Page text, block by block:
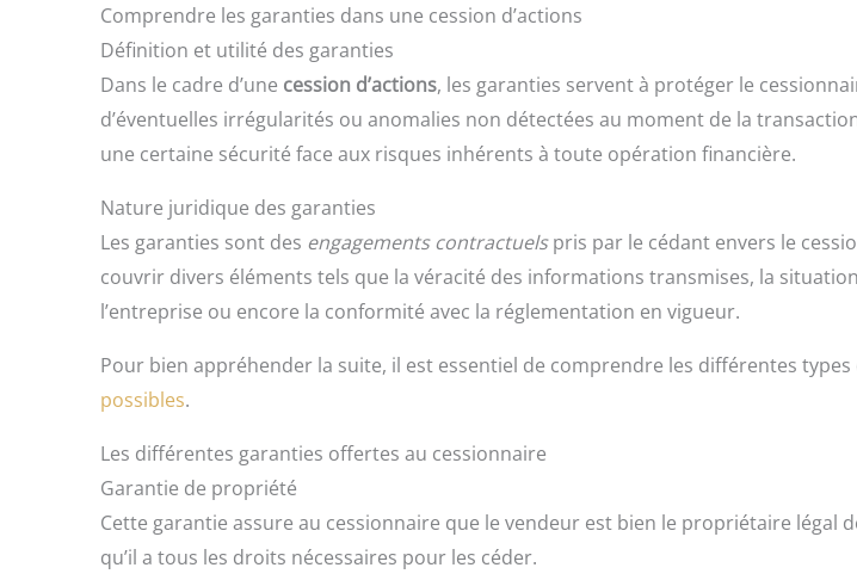
Comprendre les garanties dans une cession d’actions
Définition et utilité des garanties
Dans le cadre d’une cession d’actions, les garanties servent à protéger le
d’éventuelles irrégularités ou anomalies non détectées au moment de la
une certaine sécurité face aux risques inhérents à toute opération financière.
Nature juridique des garanties
Les garanties sont des engagements contractuelspris par le cédant envers le
couvrir divers éléments tels que la véracité des informations transmises, la
l’entreprise ou encore la conformité avec la réglementation en vigueur.
Pour bien appréhender la suite, il est essentiel de comprendre les différentes types
possibles.
Les différentes garanties offertes au cessionnaire
Garantie de propriété
Cette garantie assure au cessionnaire que le vendeur est bien le propriétaire légal
qu’il a tous les droits nécessaires pour les céder.